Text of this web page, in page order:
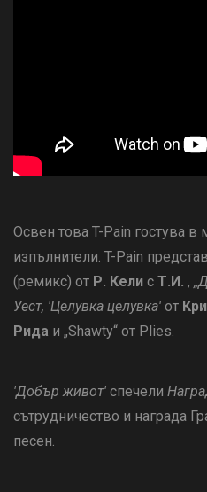
Освен това T-Pain гостува
изпълнители. T-Pain
(ремикс) от Р. Кели с Т.И. ,
Уест, 'Целувка целувка' от
Рида и „Shawty“ от Plies.
'Добър живот' спечели
сътрудничество и награда
песен.